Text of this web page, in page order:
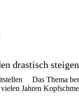
drastisch
Das Thema
Jahren